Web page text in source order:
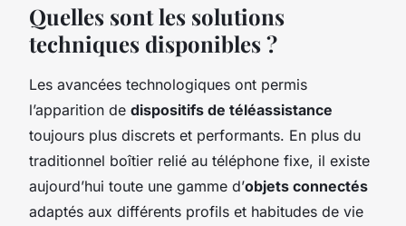
Quelles sont les solutions
techniques disponibles ?
Les avancées technologiques ont permis
l’apparition de dispositifs de téléassistance
toujours plus discrets et performants. En plus du
traditionnel boîtier relié au téléphone fixe, il existe
aujourd’hui toute une gamme d’objets connectés
adaptés aux différents profils et habitudes de vie